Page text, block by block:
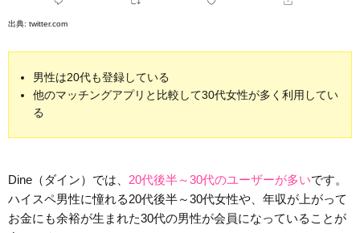
出典: twitter.com
男性は20代も登録している
他のマッチングアプリと比較して30代女性が多く利用してい
る
Dine（ダイン）では、 20代後半～30代のユーザーが多いです。
ハイスペ男性に憧れる20代後半～30代女性や、年収が上がって
お金にも余裕が生まれた30代の男性が会員になっていることが